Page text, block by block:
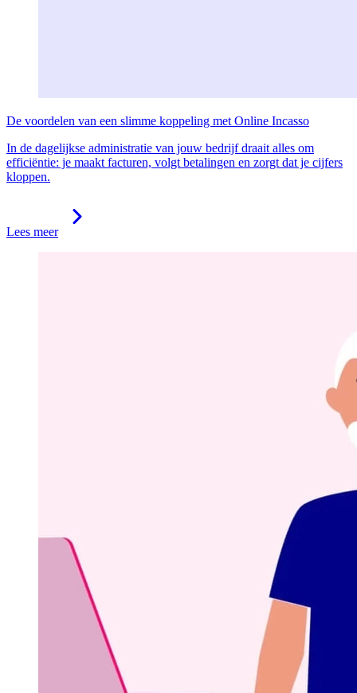
De voordelen van een slimme koppeling met Online Incasso
In de dagelijkse administratie van jouw bedrijf draait alles om
efficiëntie: je maakt facturen, volgt betalingen en zorgt dat je cijfers
kloppen.
Lees meer